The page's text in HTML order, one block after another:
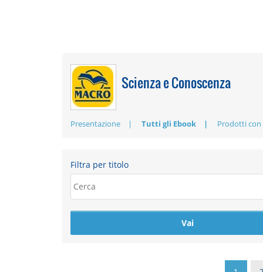
Scienza e Conoscenza
Presentazione Tutti gli Ebook Prodotti con
Filtra per titolo